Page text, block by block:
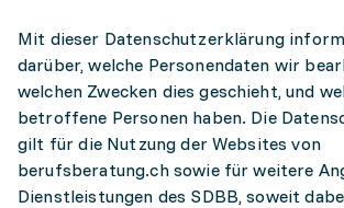
Mit dieser Datenschutzerklärung
darüber, welche Personendaten wir
welchen Zwecken dies geschieht, und
betroffene Personen haben. Die
gilt für die Nutzung der Websites von
berufsberatung.ch sowie für weitere
Dienstleistungen des SDBB, soweit